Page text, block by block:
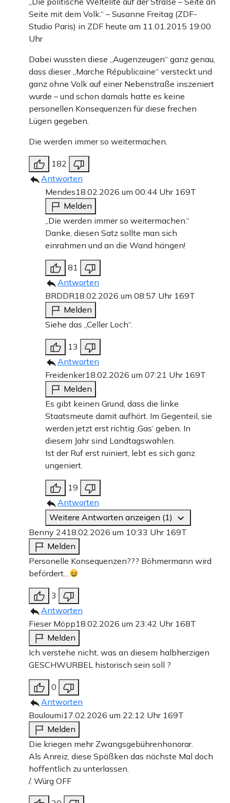
Seite mit dem Volk.“ – Susanne Freitag (ZDF-
Studio Paris) in ZDF heute am 11.01.2015 19:00
Uhr
Dabei wussten diese „Augenzeugen“ ganz genau,
dass dieser „Marche Républicaine“ versteckt und
ganz ohne Volk auf einer Nebenstraße inszeniert
wurde – und schon damals hatte es keine
personellen Konsequenzen für diese frechen
Lügen gegeben.
Die werden immer so weitermachen.
182
Antworten
Mendes18.02.2026 um 00:44 Uhr 169T
Melden
„Die werden immer so weitermachen.“
Danke, diesen Satz sollte man sich
einrahmen und an die Wand hängen!
81
Antworten
BRDDR18.02.2026 um 08:57 Uhr 169T
Melden
Siehe das „Celler Loch“.
13
Antworten
Freidenker18.02.2026 um 07:21 Uhr 169T
Melden
Es gibt keinen Grund, dass die linke
Staatsmeute damit aufhört. Im Gegenteil, sie
werden jetzt erst richtig ‚Gas‘ geben. In
diesem Jahr sind Landtagswahlen.
Ist der Ruf erst ruiniert, lebt es sich ganz
ungeniert.
19
Antworten
Weitere Antworten anzeigen (1)
Benny 2418.02.2026 um 10:33 Uhr 169T
Melden
Personelle Konsequenzen??? Böhmermann wird
befördert…
3
Antworten
Fieser Möpp18.02.2026 um 23:42 Uhr 168T
Melden
Ich verstehe nicht, was an diesem halbherzigen
GESCHWURBEL historisch sein soll ?
0
Antworten
Bouloumi17.02.2026 um 22:12 Uhr 169T
Melden
Die kriegen mehr Zwangsgebührenhonorar.
Als Anreiz, diese Späßken das nächste Mal doch
hoffentlich zu unterlassen.
/. Würg OFF